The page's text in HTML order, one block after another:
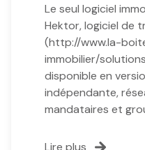
Le seul logiciel
Hektor, logiciel de
(http://www.la-
immobilier/
disponible en
indépendante,
mandataires et
Lire plus